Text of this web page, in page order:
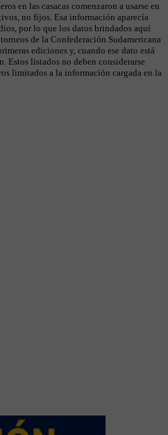
en las casacas comenzaron a usarse en
no fijos. Esa información aparecía
por lo que los datos brindados aquí
de la Confederación Sudamericana
ediciones y, cuando ese dato está
Estos listados no deben considerarse
limitados a la información cargada en la